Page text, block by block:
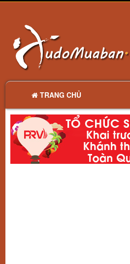
TRANG CHỦ